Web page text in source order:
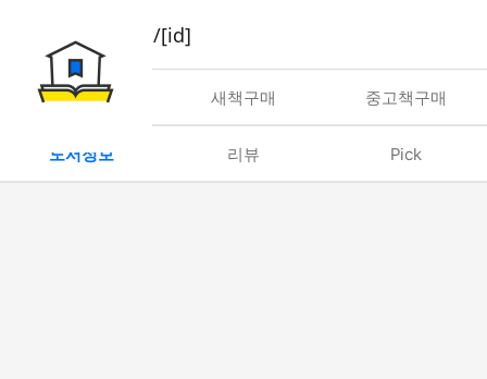
book/rent/[id]
대여 새책구매 중고책구매
도서정보 리뷰 Pick